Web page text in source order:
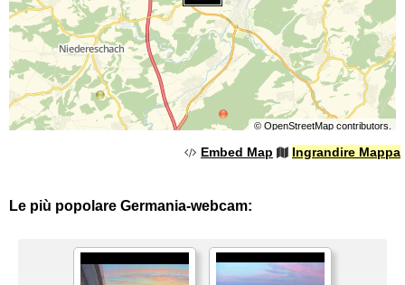
© OpenStreetMapcontributors.
Embed Map Ingrandire Mappa
Le più popolare Germania-webcam: